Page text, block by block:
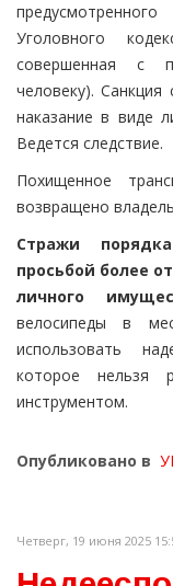
Уголовного
совершенная с
человеку). Санкция
наказание в виде
Ведется следствие.
Похищенное
возвращено
Стражи
просьбой более
личного
велосипеды в
использовать
которое нельзя
инструментом.
Опубликовано в
Четверг, 19 июня 2025